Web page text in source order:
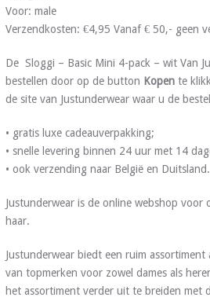
Voor: male
Verzendkosten: €4,95 Vanaf € 50,- geen
De Sloggi – Basic Mini 4-pack – wit Van
bestellen door op de button Kopente
de site van Justunderwear waar u de
• gratis luxe cadeauverpakking;
• snelle levering binnen 24 uur met 14
• ook verzending naar België en Duitsland.
Justunderwear is de online webshop voor
haar.
Justunderwear biedt een ruim
van topmerken voor zowel dames als
het assortiment verder uit te breiden met